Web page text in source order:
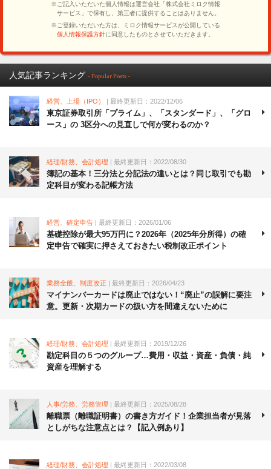
人気記事ランキング - Popular Posts -
経営、上場（IPO） | 最終更新日：2022/12/06
東京証券取引所「プライム」、「スタンダード」、「グロ
ース」の 3区分への見直しで何が変わるのか？
経理/財務、会計処理 | 最終更新日：2022/08/30
簿記の基本！三分法と分記法の違いとは？同じ取引でも勘
定科目が変わる記帳方法
経営、確定申告 | 最終更新日：2026/01/06
基礎控除が最大95万円に？2026年（2025年分所得）の確
定申告で確実に押さえておきたい税制改正ポイント
業務全般、制度改正 | 最終更新日：2026/04/23
マイナンバーカードは廃止ではない！“廃止”の誤解に要注
意。更新・次期カードの扱い方を間違えないために
経理/財務、会計処理 | 最終更新日：2019/12/26
勘定科目の５つのグループ…費用・収益・資産・負債・純
資産を理解する
人事/労務、労務管理 | 最終更新日：2025/08/28
離職票（離職証明書）の書き方ガイド！企業担当者が見落
としがちな注意点とは？【記入例あり】
経理/財務、会計処理 | 最終更新日：2022/03/08